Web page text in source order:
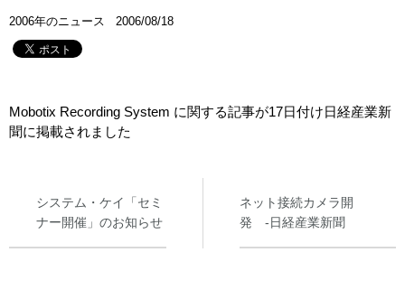
NVRブログ
会社概要
所在地
SK VMS(ビデオマネジメントシステム)サイトへ
システム・ケイカメラサイトへ
2006年のニュース 2006/08/18
Mobotix Recording System に関する記事が17日付け日経産業新
聞に掲載されました
システム・ケイ「セミ
ナー開催」のお知らせ
ネット接続カメラ開
発 -日経産業新聞